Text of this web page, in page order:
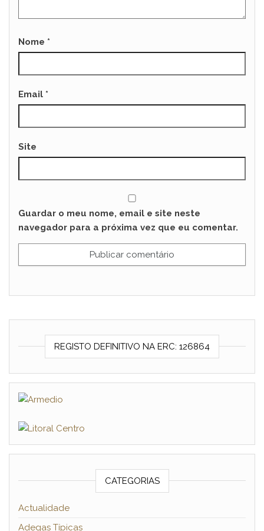
Nome *
Email *
Site
Guardar o meu nome, email e site neste
navegador para a próxima vez que eu comentar.
REGISTO DEFINITIVO NA ERC: 126864
CATEGORIAS
Actualidade
Adegas Típicas